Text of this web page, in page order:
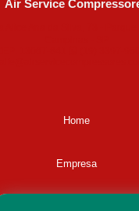
Air Service
Home
Empresa